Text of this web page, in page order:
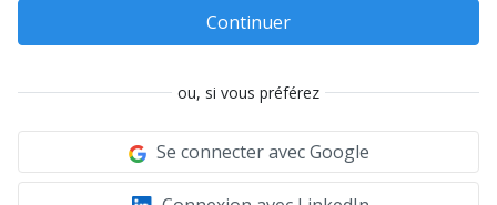
Continuer
ou, si vous préférez
Se connecter avec Google